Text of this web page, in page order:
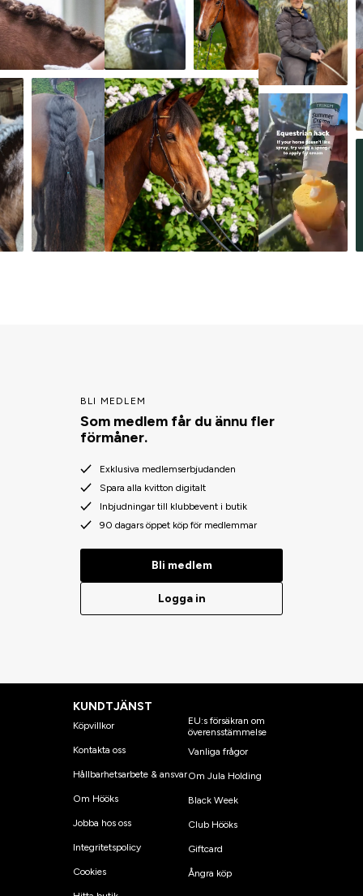
BLI MEDLEM
Som medlem får du ännu fler
förmåner.
Exklusiva medlemserbjudanden
Spara alla kvitton digitalt
Inbjudningar till klubbevent i butik
90 dagars öppet köp för medlemmar
Bli medlem
Logga in
KUNDTJÄNST
Köpvillkor
Kontakta oss
Hållbarhetsarbete & ansvar
Om Hööks
Jobba hos oss
Integritetspolicy
Cookies
EU:s försäkran om
överensstämmelse
Vanliga frågor
Om Jula Holding
Black Week
Club Hööks
Giftcard
Ångra köp